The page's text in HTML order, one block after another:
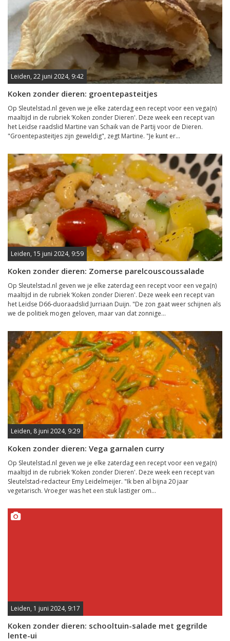
Leiden, 22 juni 2024, 9:42
Koken zonder dieren: groentepasteitjes
Op Sleutelstad.nl geven we je elke zaterdag een recept voor een vega(n)
maaltijd in de rubriek ‘Koken zonder Dieren'. Deze week een recept van
het Leidse raadslid Martine van Schaik van de Partij voor de Dieren.
"Groentepasteitjes zijn geweldig", zegt Martine. "Je kunt er...
Leiden, 15 juni 2024, 9:59
Koken zonder dieren: Zomerse parelcouscoussalade
Op Sleutelstad.nl geven we je elke zaterdag een recept voor een vega(n)
maaltijd in de rubriek ‘Koken zonder Dieren'. Deze week een recept van
het Leidse D66-duoraadslid Jurriaan Duijn. "De zon gaat weer schijnen als
we de politiek mogen geloven, maar van dat zonnige...
Leiden, 8 juni 2024, 9:29
Koken zonder dieren: Vega garnalen curry
Op Sleutelstad.nl geven we je elke zaterdag een recept voor een vega(n)
maaltijd in de rubriek ‘Koken zonder Dieren'. Deze week een recept van
Sleutelstad-redacteur Emy Leidelmeijer. "Ik ben al bijna 20 jaar
vegetarisch. Vroeger was het een stuk lastiger om...
Leiden, 1 juni 2024, 9:17
Koken zonder dieren: schooltuin-salade met gegrilde
lente-ui